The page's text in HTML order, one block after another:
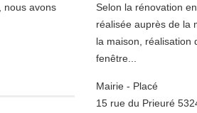
nous avons
Selon la rénovation
réalisée auprès de la
la maison, réalisation
fenêtre...
Mairie - Placé
15 rue du Prieuré